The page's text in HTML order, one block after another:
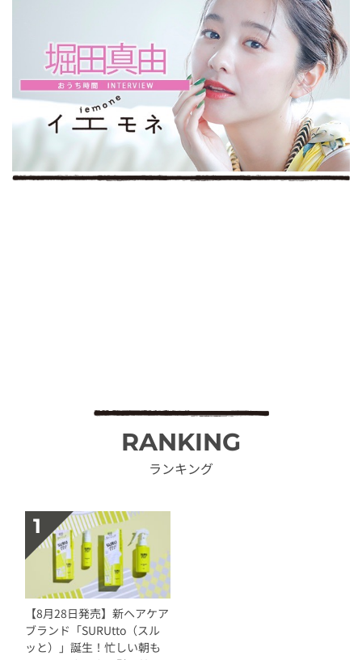
RANKING
ランキング
【8月28日発売】新ヘアケア
ブランド「SURUtto（スル
ッと）」誕生！忙しい朝も